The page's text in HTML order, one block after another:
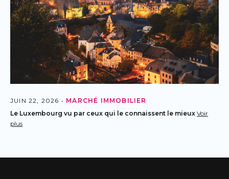
JUIN 22, 2026 • MARCHÉ IMMOBILIER
Le Luxembourg vu par ceux qui le connaissent le mieux Voir
plus